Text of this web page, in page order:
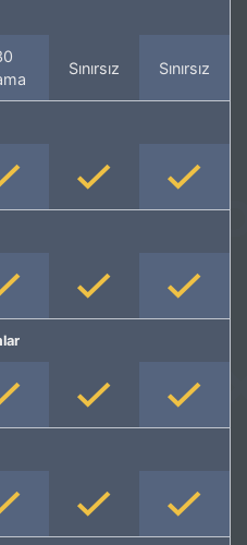
Sınırsız Sınırsız